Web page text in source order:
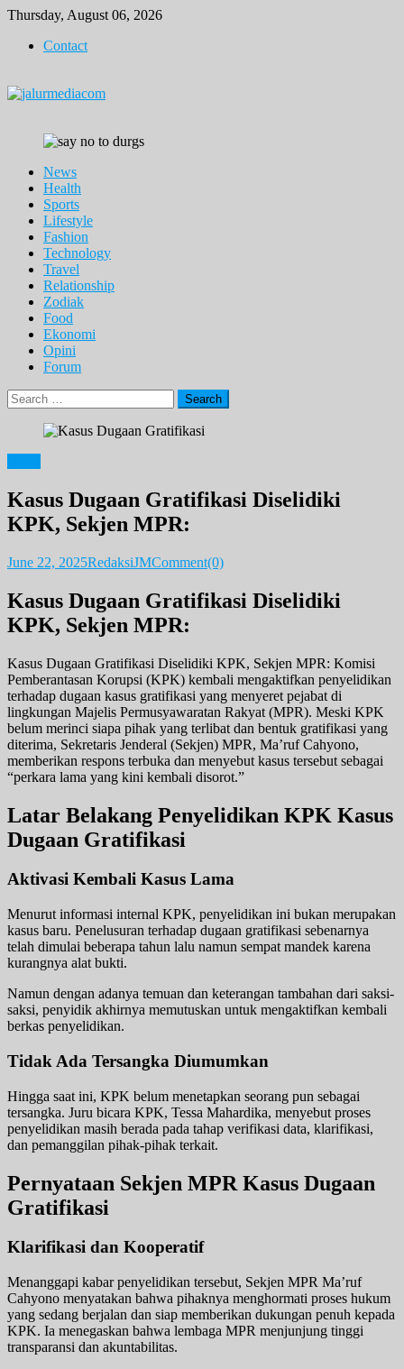
Skip
content
Thursday, August 06, 2026
Contact
News
Health
Sports
Lifestyle
Fashion
Technology
Travel
Relationship
Zodiak
Food
Ekonomi
Opini
Forum
Search
for:
Kasus Dugaan Gratifikasi Diselidiki
KPK, Sekjen MPR:
June 22, 2025RedaksiJMComment(0)
Kasus Dugaan Gratifikasi Diselidiki
KPK, Sekjen MPR:
Kasus Dugaan Gratifikasi Diselidiki KPK, Sekjen MPR: Komisi
Pemberantasan Korupsi (KPK) kembali mengaktifkan penyelidikan
terhadap dugaan kasus gratifikasi yang menyeret pejabat di
lingkungan Majelis Permusyawaratan Rakyat (MPR). Meski KPK
belum merinci siapa pihak yang terlibat dan bentuk gratifikasi yang
diterima, Sekretaris Jenderal (Sekjen) MPR, Ma’ruf Cahyono,
memberikan respons terbuka dan menyebut kasus tersebut sebagai
“perkara lama yang kini kembali disorot.”
Latar Belakang Penyelidikan KPK Kasus
Dugaan Gratifikasi
Aktivasi Kembali Kasus Lama
Menurut informasi internal KPK, penyelidikan ini bukan merupakan
kasus baru. Penelusuran terhadap dugaan gratifikasi sebenarnya
telah dimulai beberapa tahun lalu namun sempat mandek karena
kurangnya alat bukti.
Namun dengan adanya temuan dan keterangan tambahan dari saksi-
saksi, penyidik akhirnya memutuskan untuk mengaktifkan kembali
berkas penyelidikan.
Tidak Ada Tersangka Diumumkan
Hingga saat ini, KPK belum menetapkan seorang pun sebagai
tersangka. Juru bicara KPK, Tessa Mahardika, menyebut proses
penyelidikan masih berada pada tahap verifikasi data, klarifikasi,
dan pemanggilan pihak-pihak terkait.
Pernyataan Sekjen MPR Kasus Dugaan
Gratifikasi
Klarifikasi dan Kooperatif
Menanggapi kabar penyelidikan tersebut, Sekjen MPR Ma’ruf
Cahyono menyatakan bahwa pihaknya menghormati proses hukum
yang sedang berjalan dan siap memberikan dukungan penuh kepada
KPK. Ia menegaskan bahwa lembaga MPR menjunjung tinggi
transparansi dan akuntabilitas.